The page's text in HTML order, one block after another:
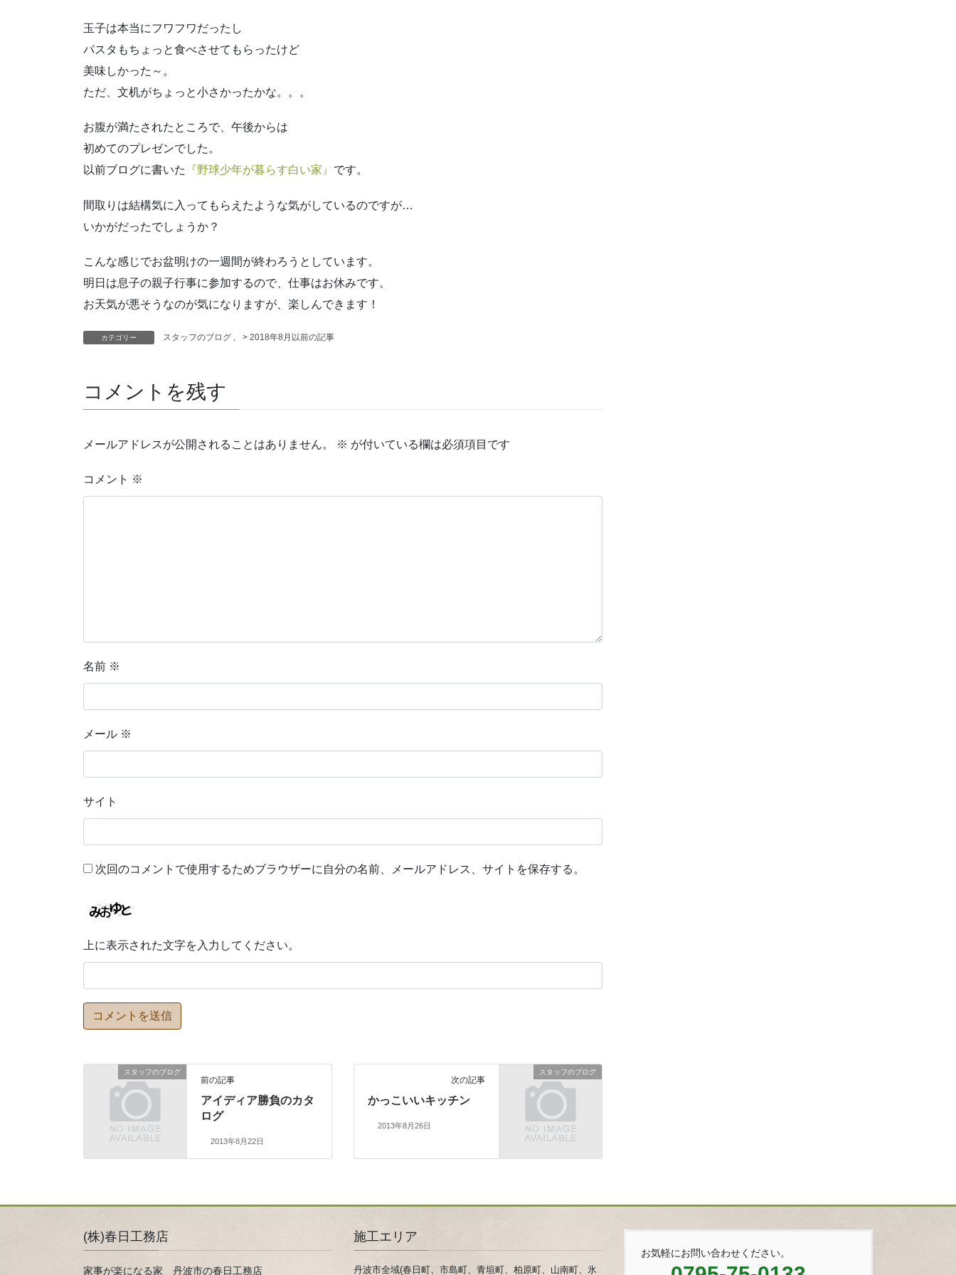
玉子は本当にフワフワだったし
パスタもちょっと食べさせてもらったけど
美味しかった～。
ただ、文机がちょっと小さかったかな。。。
お腹が満たされたところで、午後からは
初めてのプレゼンでした。
以前ブログに書いた
『野球少年が暮らす白い家』 です。
間取りは結構気に入ってもらえたような気がしているのですが…
いかがだったでしょうか？
こんな感じでお盆明けの一週間が終わろうとしています。
明日は息子の親子行事に参加するので、仕事はお休みです。
お天気が悪そうなのが気になりますが、楽しんできます！
カテゴリー スタッフのブログ 、 > 2018年8月以前の記事
コメントを残す
メールアドレスが公開されることはありません。 ※ が付いている欄は必須項目です
コメント ※
名前 ※
メール ※
サイト
次回のコメントで使用するためブラウザーに自分の名前、メールアドレス、サイトを保存する。
上に表示された文字を入力してください。
スタッフのブログ
前の記事
アイディア勝負のカタ
ログ
2013年8月22日
スタッフのブログ
次の記事
かっこいいキッチン
2013年8月26日
(株)春日工務店
家事が楽になる家 丹波市の春日工務店
施工エリア
丹波市全域(春日町、市島町、青垣町、柏原町、山南町、氷
お気軽にお問い合わせください。